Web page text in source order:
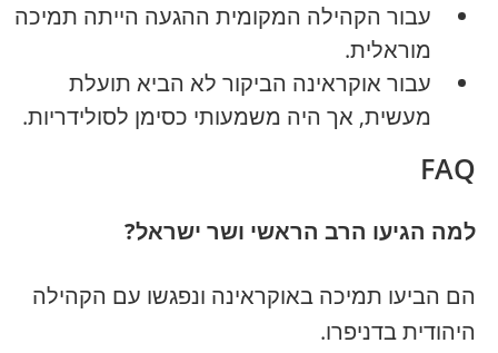
עבור הקהילה המקומית ההגעה הייתה תמיכה
מוראלית.
עבור אוקראינה הביקור לא הביא תועלת
מעשית, אך היה משמעותי כסימן לסולידריות.
FAQ
למה הגיעו הרב הראשי ושר ישראל?
הם הביעו תמיכה באוקראינה ונפגשו עם הקהילה
היהודית בדניפרו.